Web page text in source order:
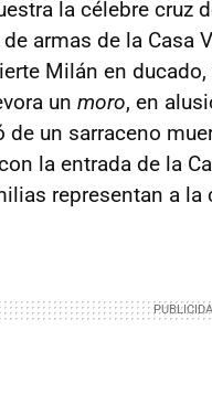
la célebre cruz
armas de la Casa
Milán en ducado,
un moro, en
un sarraceno
la entrada de la
representan a la